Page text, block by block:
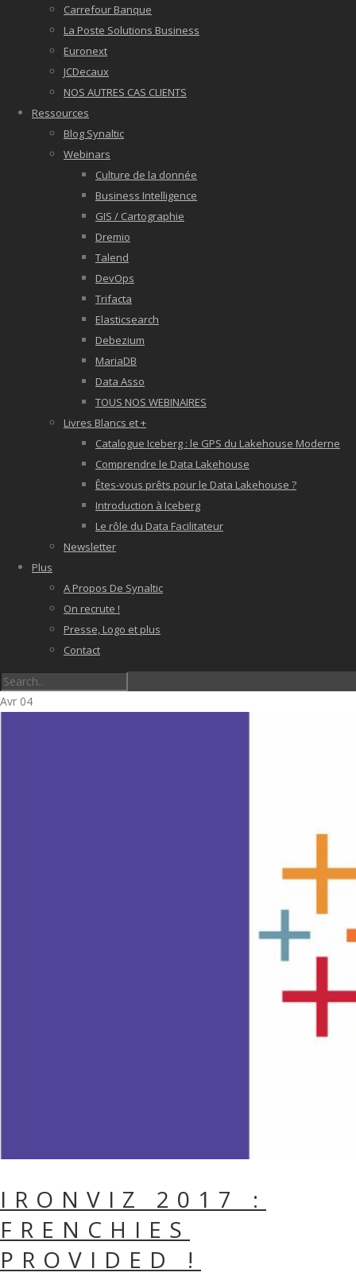
Carrefour Banque
La Poste Solutions Business
Euronext
JCDecaux
NOS AUTRES CAS CLIENTS
Ressources
Blog Synaltic
Webinars
Culture de la donnée
Business Intelligence
GIS / Cartographie
Dremio
Talend
DevOps
Trifacta
Elasticsearch
Debezium
MariaDB
Data Asso
TOUS NOS WEBINAIRES
Livres Blancs et +
Catalogue Iceberg : le GPS du Lakehouse Moderne
Comprendre le Data Lakehouse
Êtes-vous prêts pour le Data Lakehouse ?
Introduction à Iceberg
Le rôle du Data Facilitateur
Newsletter
Plus
A Propos De Synaltic
On recrute !
Presse, Logo et plus
Contact
Avr 04
IRONVIZ 2017 :
FRENCHIES
PROVIDED !